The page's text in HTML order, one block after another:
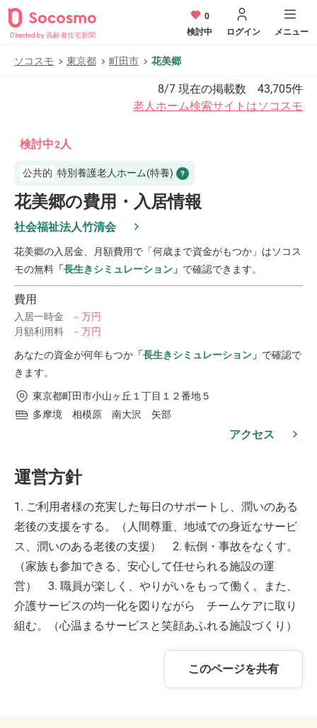
Directed by 高齢者住宅新聞
0
検討中
ログイン メニュー
ソコスモ 東京都 町田市 花美郷
8/7 現在の掲載数 43,705件
老人ホーム検索サイトはソコスモ
検討中2人
公共的 特別養護老人ホーム(特養)
花美郷の費用・入居情報
社会福祉法人竹清会
花美郷の入居金、月額費用で「何歳まで資金がもつか」はソコス
モの無料 「長生きシミュレーション」 で確認できます。
費用
入居一時金
－万円
月額利用料
－万円
あなたの資金が何年もつか 「長生きシミュレーション」 で確認で
きます。
東京都町田市小山ヶ丘１丁目１２番地５
多摩境 相模原 南大沢 矢部
アクセス
運営方針
1. ご利用者様の充実した毎日のサポートし、潤いのある
老後の支援をする。（人間尊重、地域での身近なサービ
ス、潤いのある老後の支援） 2. 転倒・事故をなくす。
（家族も参加できる、安心して任せられる施設の運
営） 3. 職員が楽しく、やりがいをもって働く。また、
介護サービスの均一化を図りながら チームケアに取り
組む。（心温まるサービスと笑顔あふれる施設づくり）
このページを共有